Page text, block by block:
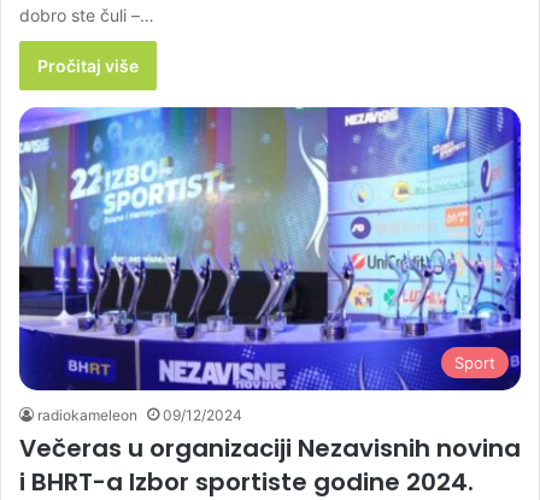
dobro ste čuli –…
Pročitaj više
Sport
radiokameleon 09/12/2024
Večeras u organizaciji Nezavisnih novina
i BHRT-a Izbor sportiste godine 2024.